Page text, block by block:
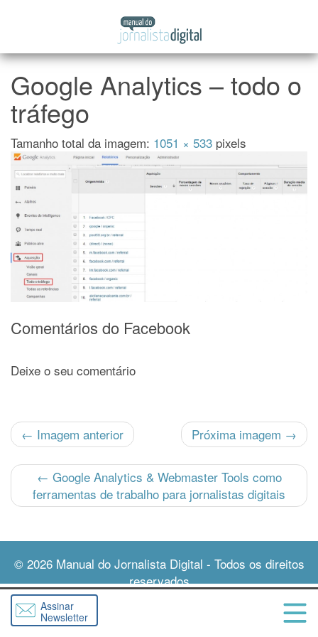
o
do
Jornalista
Digital
Assinar
Newsletter
Google Analytics – todo o
tráfego
Tamanho total da imagem: 1051 × 533 pixels
Comentários do Facebook
Deixe o seu comentário
← Imagem anterior Próxima imagem →
← Google Analytics & Webmaster Tools como
ferramentas de trabalho para jornalistas digitais
© 2026 Manual do Jornalista Digital - Todos os direitos
reservados